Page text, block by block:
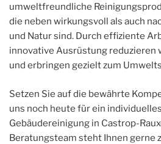
umweltfreundliche
die neben wirkungsvoll als auch
und Natur sind. Durch effiziente
innovative Ausrüstung reduzieren
und erbringen gezielt zum
Setzen Sie auf die bewährte
uns noch heute für ein
Gebäudereinigung in Castrop-
Beratungsteam steht Ihnen gerne